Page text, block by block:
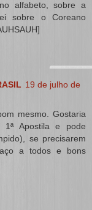
alfabeto, sobre a
sobre o Coreano
19 de julho de
mesmo. Gostaria
Apostila e pode
se precisarem
a todos e bons